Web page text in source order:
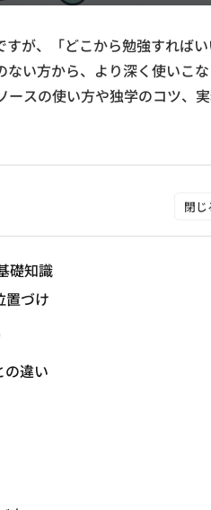
が、「どこから勉強すれば
い方から、より深く使いこ
スの使い方や独学のコツ、
礎知識
置づけ
違い